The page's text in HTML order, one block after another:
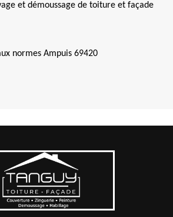
et démoussage de toiture et façade
normes Ampuis 69420